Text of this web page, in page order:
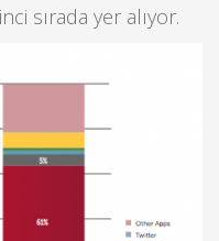
sırada yer alıyor.